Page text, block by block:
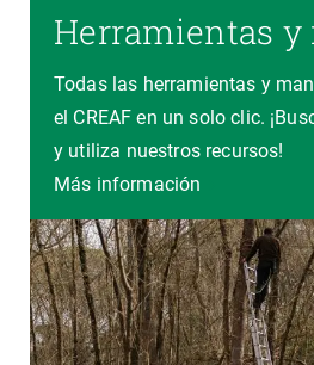
Herramientas y
Todas las herramientas y
el CREAF en un solo clic.
y utiliza nuestros recursos!
Más información